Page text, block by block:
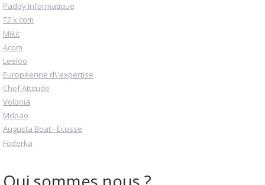
Paddy Informatique
T2 x com
Mikit
Acpm
Leeloo
Européenne d\'expertise
Chef Attitude
Volonia
Mdpao
Augusta Boat - Ecosse
Foderka